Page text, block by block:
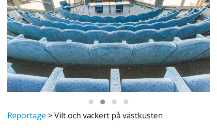
Reportage >Vilt och vackert på västkusten